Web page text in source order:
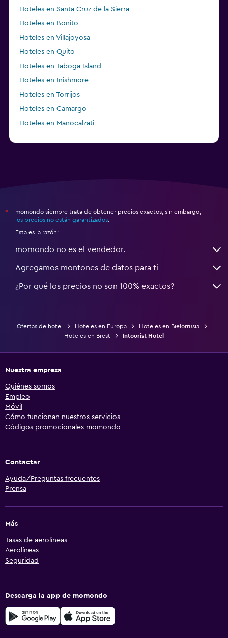
Hoteles en Santa Cruz de la Sierra
Hoteles en Bonito
Hoteles en Villajoyosa
Hoteles en Quito
Hoteles en Taboga Island
Hoteles en Inishmore
Hoteles en Torrijos
Hoteles en Camargo
Hoteles en Manocalzati
*
momondo siempre trata de obtener precios exactos, sin embargo,
los precios no están garantizados
Esta es la razón:
momondo no es el vendedor.
Agregamos montones de datos para ti
¿Por qué los precios no son 100% exactos?
Ofertas de hotel Hoteles en Europa
Hoteles en Bielorrusia
Hoteles en Brest
Intourist Hotel
Nuestra empresa
Quiénes somos
Empleo
Móvil
Cómo funcionan nuestros servicios
Códigos promocionales momondo
Contactar
Ayuda/Preguntas frecuentes
Prensa
Más
Tasas de aerolíneas
Aerolíneas
Seguridad
Descarga la app de momondo